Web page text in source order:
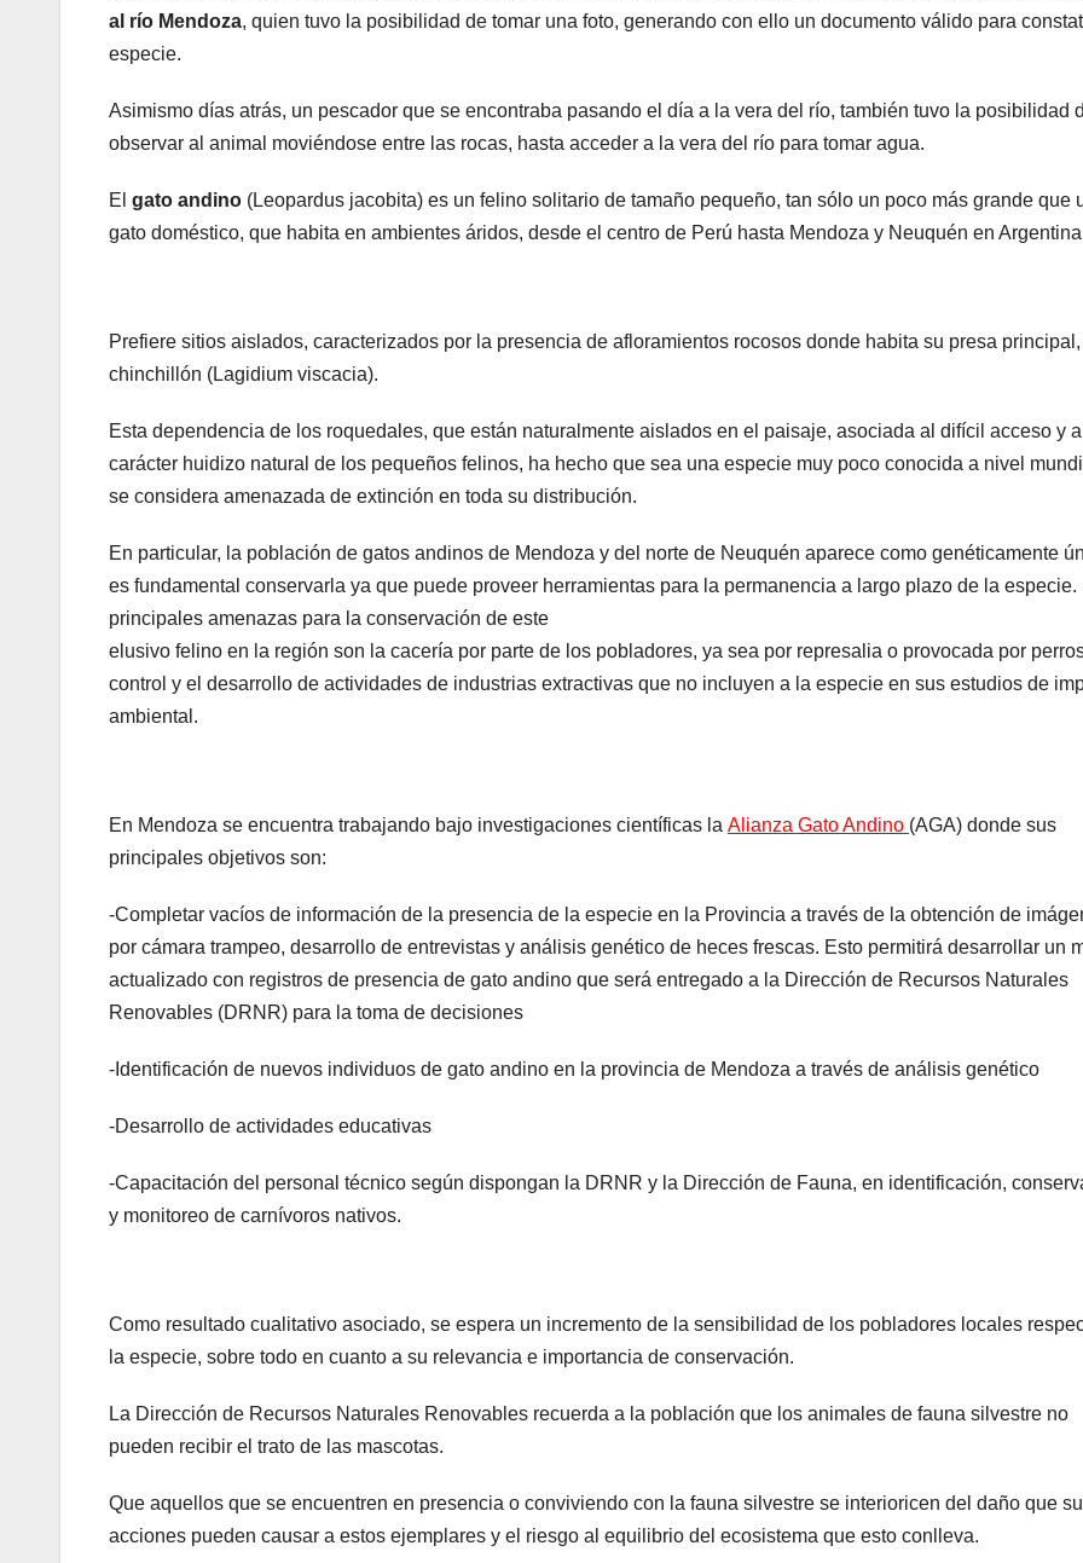
al río Mendoza, quien tuvo la posibilidad de tomar una foto, generando con ello un documento válido para
especie.
Asimismo días atrás, un pescador que se encontraba pasando el día a la vera del río, también tuvo la posibilidad
observar al animal moviéndose entre las rocas, hasta acceder a la vera del río para tomar agua.
El gato andino (Leopardus jacobita) es un felino solitario de tamaño pequeño, tan sólo un poco más grande que
gato doméstico, que habita en ambientes áridos, desde el centro de Perú hasta Mendoza y Neuquén en
Prefiere sitios aislados, caracterizados por la presencia de afloramientos rocosos donde habita su presa principal,
chinchillón (Lagidium viscacia).
Esta dependencia de los roquedales, que están naturalmente aislados en el paisaje, asociada al difícil acceso y al
carácter huidizo natural de los pequeños felinos, ha hecho que sea una especie muy poco conocida a nivel
se considera amenazada de extinción en toda su distribución.
En particular, la población de gatos andinos de Mendoza y del norte de Neuquén aparece como genéticamente
es fundamental conservarla ya que puede proveer herramientas para la permanencia a largo plazo de la especie.
principales amenazas para la conservación de este
elusivo felino en la región son la cacería por parte de los pobladores, ya sea por represalia o provocada por
control y el desarrollo de actividades de industrias extractivas que no incluyen a la especie en sus estudios de
ambiental.
En Mendoza se encuentra trabajando bajo investigaciones científicas la Alianza Gato Andino (AGA) donde sus
principales objetivos son:
-Completar vacíos de información de la presencia de la especie en la Provincia a través de la obtención de
por cámara trampeo, desarrollo de entrevistas y análisis genético de heces frescas. Esto permitirá desarrollar un
actualizado con registros de presencia de gato andino que será entregado a la Dirección de Recursos Naturales
Renovables (DRNR) para la toma de decisiones
-Identificación de nuevos individuos de gato andino en la provincia de Mendoza a través de análisis genético
-Desarrollo de actividades educativas
-Capacitación del personal técnico según dispongan la DRNR y la Dirección de Fauna, en identificación,
y monitoreo de carnívoros nativos.
Como resultado cualitativo asociado, se espera un incremento de la sensibilidad de los pobladores locales
la especie, sobre todo en cuanto a su relevancia e importancia de conservación.
La Dirección de Recursos Naturales Renovables recuerda a la población que los animales de fauna silvestre no
pueden recibir el trato de las mascotas.
Que aquellos que se encuentren en presencia o conviviendo con la fauna silvestre se interioricen del daño que
acciones pueden causar a estos ejemplares y el riesgo al equilibrio del ecosistema que esto conlleva.
Sagasti, ahora
radical pidió
votar en
forma remota
5 AGOSTO, 2026 5
POLICIALES
Delincuente
anciana tras
casa de
filmado
cuando
escapaba
una